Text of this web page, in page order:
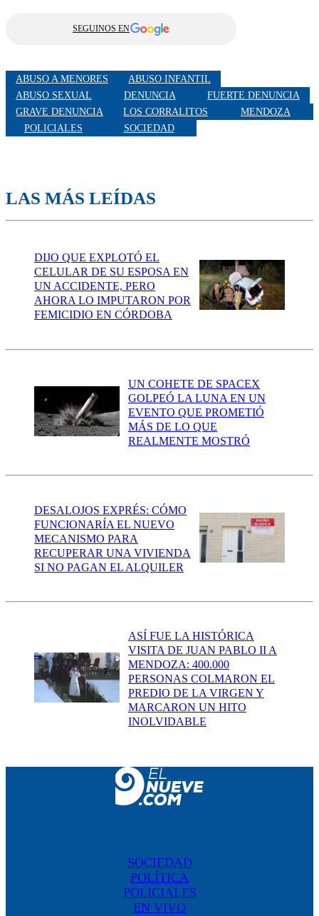
SEGUINOS EN
ABUSO A MENORES
ABUSO INFANTIL
ABUSO SEXUAL
DENUNCIA
FUERTE DENUNCIA
GRAVE DENUNCIA
LOS CORRALITOS
MENDOZA
POLICIALES
SOCIEDAD
LAS MÁS LEÍDAS
DIJO QUE EXPLOTÓ EL
CELULAR DE SU ESPOSA EN
UN ACCIDENTE, PERO
AHORA LO IMPUTARON POR
FEMICIDIO EN CÓRDOBA
UN COHETE DE SPACEX
GOLPEÓ LA LUNA EN UN
EVENTO QUE PROMETIÓ
MÁS DE LO QUE
REALMENTE MOSTRÓ
DESALOJOS EXPRÉS: CÓMO
FUNCIONARÍA EL NUEVO
MECANISMO PARA
RECUPERAR UNA VIVIENDA
SI NO PAGAN EL ALQUILER
ASÍ FUE LA HISTÓRICA
VISITA DE JUAN PABLO II A
MENDOZA: 400.000
PERSONAS COLMARON EL
PREDIO DE LA VIRGEN Y
MARCARON UN HITO
INOLVIDABLE
SOCIEDAD
POLÍTICA
POLICIALES
EN VIVO